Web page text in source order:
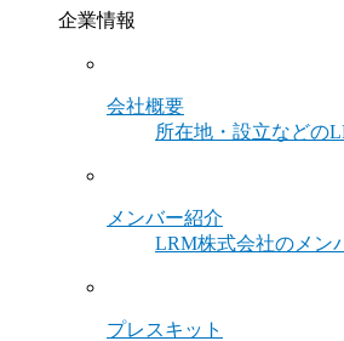
企業情報
会社概要
所在地・設立などの
メンバー紹介
LRM株式会社のメン
プレスキット